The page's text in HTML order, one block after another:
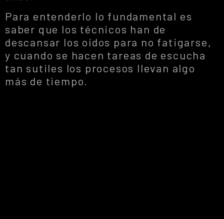
Para entenderlo lo fundamental es
saber que los técnicos han de
descansar los oídos para no fatigarse,
y cuando se hacen tareas de escucha
tan sutiles los procesos llevan algo
más de tiempo.